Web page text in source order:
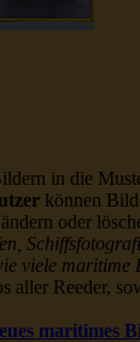
in die
können
oder
viele maritime
aller Reeder,
maritimes